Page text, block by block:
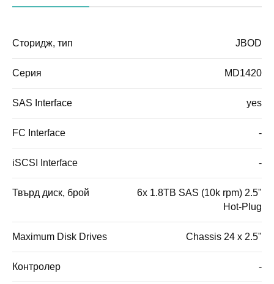
Сторидж, тип JBOD
Серия MD1420
SAS Interface yes
FC Interface -
iSCSI Interface -
Твърд диск, брой
6x 1.8TB SAS (10k rpm) 2.5"
Hot-Plug
Maximum Disk Drives Chassis 24 x 2.5"
Контролер -